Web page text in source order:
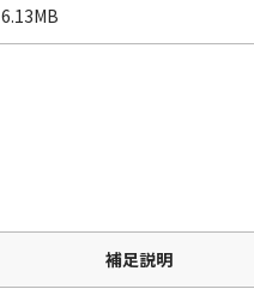
6.13MB
補足説明